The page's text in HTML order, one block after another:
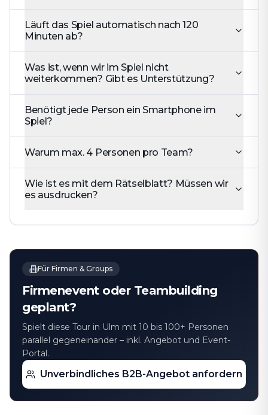
Läuft das Spiel automatisch nach 120
Minuten ab?
Was ist, wenn wir im Spiel nicht
weiterkommen? Gibt es Unterstützung?
Benötigt jede Person ein Smartphone im
Spiel?
Warum max. 4 Personen pro Team?
Wie ist es mit dem Rätselblatt? Müssen wir
es ausdrucken?
Für Firmen & Groups
Firmenevent oder Teambuilding
geplant?
Spielt diese Tour in Ulm mit 10 bis 100+ Personen
parallel gegeneinander – inkl. Angebot und Event-
Portal.
Unverbindliches B2B-Angebot anfordern